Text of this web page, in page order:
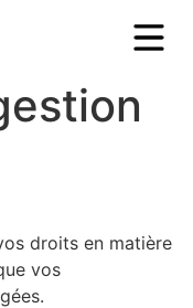
droits en matière
vos